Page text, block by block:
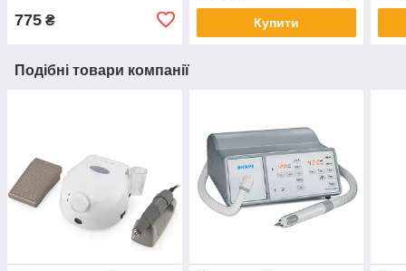
775 ₴ Купити
Подібні товари компанії